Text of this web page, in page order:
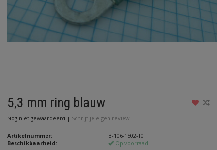
5,3 mm ring blauw
Nog niet gewaardeerd | Schrijf je eigen review
Artikelnummer:
B-106-1502-10
Beschikbaarheid:
Op voorraad